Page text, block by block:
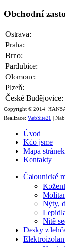
Obchodní
Ostrava:
Praha:
Brno:
Pardubice:
Olomouc:
Plzeň:
České Budějovice:
Copyright © 2014
Realizace: WebSite21 |
Úvod
Kdo jsme
Mapa stránek
Kontakty
Čalounické
Nýty,
Lepidla
Nitě
Desky z